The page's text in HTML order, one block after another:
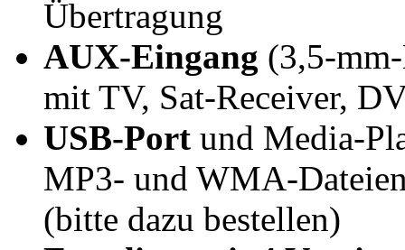
Übertragung
AUX-Eingang (3,5-
mit TV, Sat-Receiver,
USB-Port und Media-
MP3- und WMA-
(bitte dazu bestellen)